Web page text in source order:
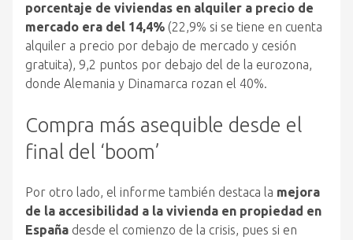
porcentaje de viviendas en alquiler a precio de
mercado era del 14,4% (22,9% si se tiene en cuenta
alquiler a precio por debajo de mercado y cesión
gratuita), 9,2 puntos por debajo del de la eurozona,
donde Alemania y Dinamarca rozan el 40%.
Compra más asequible desde el
final del ‘boom’
Por otro lado, el informe también destaca la mejora
de la accesibilidad a la vivienda en propiedad en
España desde el comienzo de la crisis, pues si en